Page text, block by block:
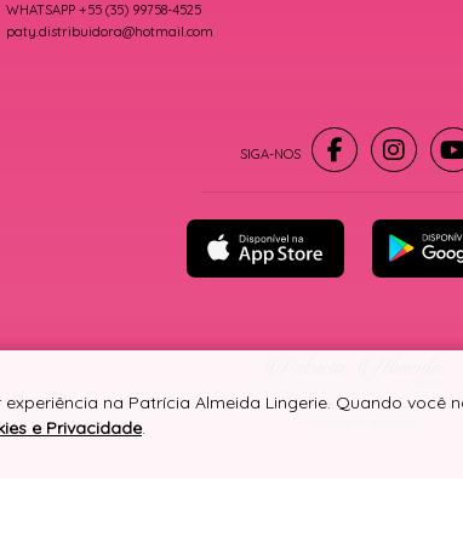
WHATSAPP +55 (35) 99758-4525
paty.distribuidora@hotmail.com
na Patrícia Almeida Lingerie. Quando você
e Privacidade.